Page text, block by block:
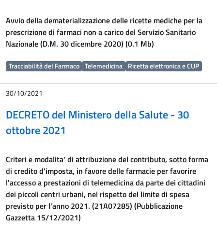
Avvio della dematerializzazione delle ricette mediche per la
prescrizione di farmaci non a carico del Servizio Sanitario
Nazionale (D.M. 30 dicembre 2020) (0.1 Mb)
Tracciabilità del Farmaco Telemedicina Ricetta elettronica e CUP
30/10/2021
DECRETO del Ministero della Salute - 30
ottobre 2021
Criteri e modalita' di attribuzione del contributo, sotto forma
di credito d'imposta, in favore delle farmacie per favorire
l'accesso a prestazioni di telemedicina da parte dei cittadini
dei piccoli centri urbani, nel rispetto del limite di spesa
previsto per l'anno 2021. (21A07285) (Pubblicazione
Gazzetta 15/12/2021)